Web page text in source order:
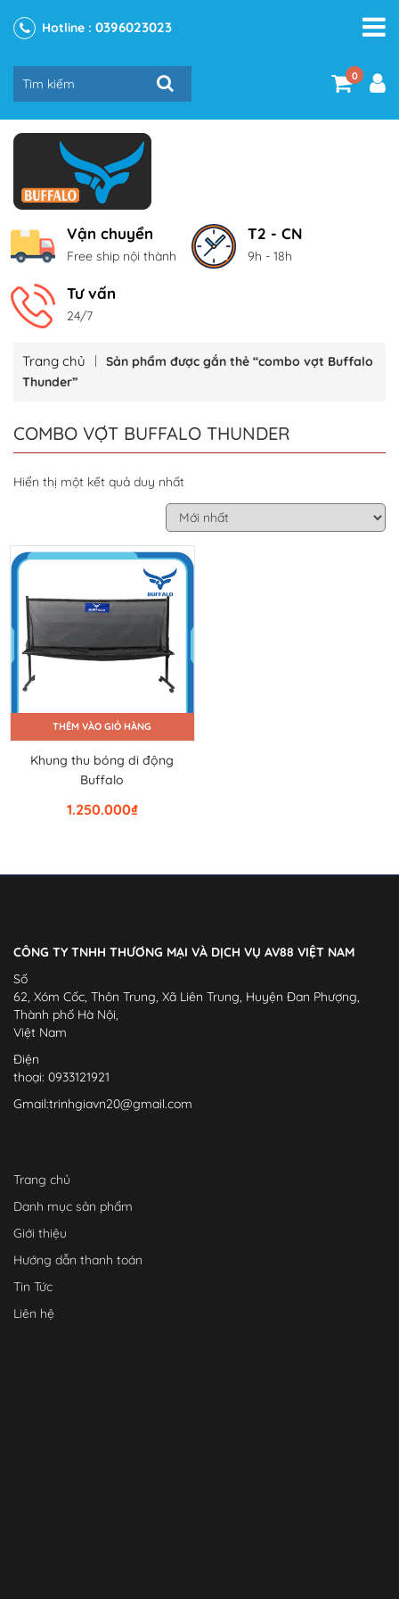
Hotline : 0396023023
0
Vận chuyển
Free ship nội thành
T2 - CN
9h - 18h
Tư vấn
24/7
Trang chủ
Sản phẩm được gắn thẻ “combo vợt Buffalo
Thunder”
COMBO VỢT BUFFALO THUNDER
Hiển thị một kết quả duy nhất
THÊM VÀO GIỎ HÀNG
Khung thu bóng di động
Buffalo
₫
1.250.000
CÔNG TY TNHH THƯƠNG MẠI VÀ DỊCH VỤ AV88 VIỆT NAM
Số
62, Xóm Cốc, Thôn Trung, Xã Liên Trung, Huyện Đan Phượng,
Thành phố Hà Nội,
Việt Nam
Điện
thoại: 0933121921
Gmail:trinhgiavn20@gmail.com
Trang chủ
Danh mục sản phẩm
Giới thiệu
Hướng dẫn thanh toán
Tin Tức
Liên hệ